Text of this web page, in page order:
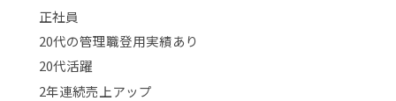
正社員
20代の管理職登用実績あり
20代活躍
2年連続売上アップ